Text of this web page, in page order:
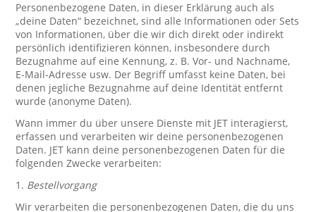
Personenbezogene Daten, in dieser Erklärung auch als
„deine Daten“ bezeichnet, sind alle Informationen oder Sets
von Informationen, über die wir dich direkt oder indirekt
persönlich identifizieren können, insbesondere durch
Bezugnahme auf eine Kennung, z. B. Vor- und Nachname,
E-Mail-Adresse usw. Der Begriff umfasst keine Daten, bei
denen jegliche Bezugnahme auf deine Identität entfernt
wurde (anonyme Daten).
Wann immer du über unsere Dienste mit JET interagierst,
erfassen und verarbeiten wir deine personenbezogenen
Daten. JET kann deine personenbezogenen Daten für die
folgenden Zwecke verarbeiten:
1. Bestellvorgang
Wir verarbeiten die personenbezogenen Daten, die du uns